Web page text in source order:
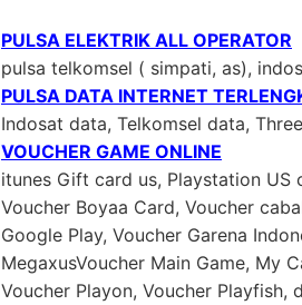
PULSA ELEKTRIK ALL OPERATOR
pulsa telkomsel ( simpati, as),
PULSA DATA INTERNET
Indosat data, Telkomsel data,
VOUCHER GAME ONLINE
itunes Gift card us, Playstation US
Voucher Boyaa Card, Voucher
Google Play, Voucher Garena
MegaxusVoucher Main Game, My
Voucher Playon, Voucher Playfish,